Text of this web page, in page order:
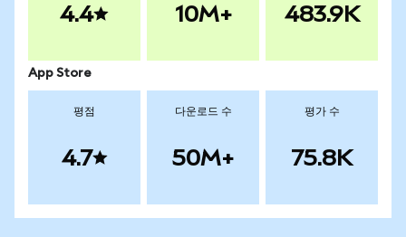
4.4 10M+ 483.9K
App Store
평점
4.7
다운로드 수
50M+
평가 수
75.8K